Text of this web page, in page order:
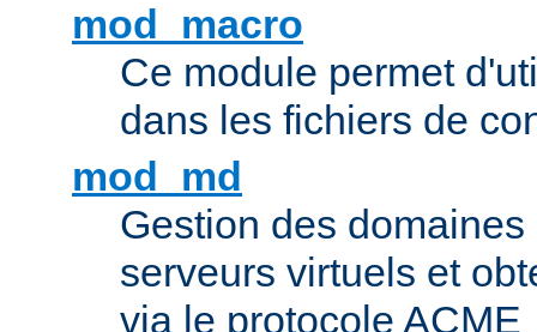
mod_macro
Ce module permet
dans les fichiers de
mod_md
Gestion des
serveurs virtuels et
via le protocole ACME